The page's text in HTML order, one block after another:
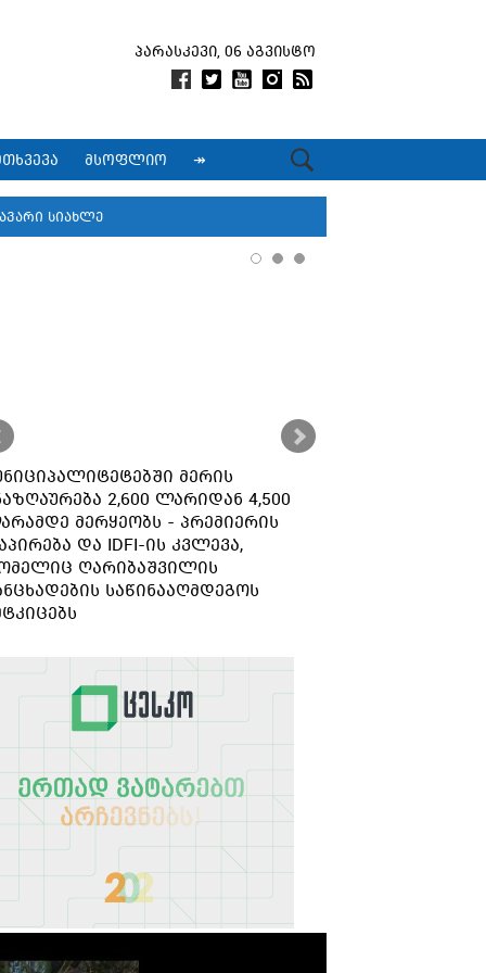
პარასკევი, 06 აგვისტო
მსოფლიო ↠
სიახლე
მერის
2,600 ლარიდან 4,500
მერყეობს - პრემიერის
და IDFI-ის კვლევა,
ღარიბაშვილის
საწინააღმდეგოს